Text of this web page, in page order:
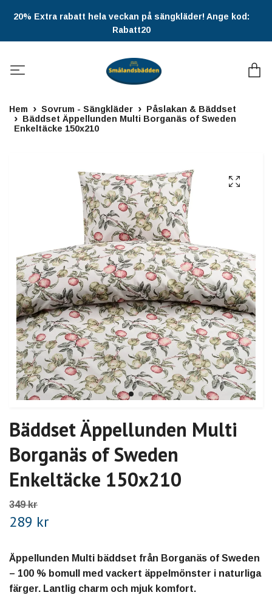
20% Extra rabatt hela veckan på sängkläder! Ange kod:
Rabatt20
Hem Sovrum - Sängkläder
Påslakan & Bäddset
Bäddset Äppellunden Multi Borganäs of Sweden
Enkeltäcke 150x210
Bäddset Äppellunden Multi
Borganäs of Sweden
Enkeltäcke 150x210
349 kr
289 kr
Äppellunden Multi bäddset från Borganäs of Sweden
– 100 % bomull med vackert äppelmönster i naturliga
färger. Lantlig charm och mjuk komfort.